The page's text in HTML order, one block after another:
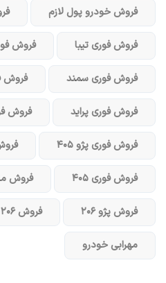
فروش خودرو پول لازم
فروش فوری تیبا فروش
فروش فوری سمند فروش
فروش فوری پراید فروش
فروش فوری پژو ۴۰۵ فروش
فروش فوری ۴۰۵ فروش
فروش پژو ۲۰۶ فروش ۲۰۶
مهرابی خودرو